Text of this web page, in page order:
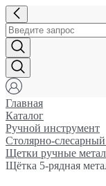
Главная
Каталог
Ручной инструмент
Столярно-
Щетки ручные
Щётка 5-рядная